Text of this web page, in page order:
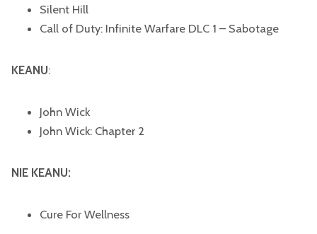
Silent Hill
Call of Duty: Infinite Warfare DLC 1 – Sabotage
KEANU:
John Wick
John Wick: Chapter 2
NIE KEANU:
Cure For Wellness